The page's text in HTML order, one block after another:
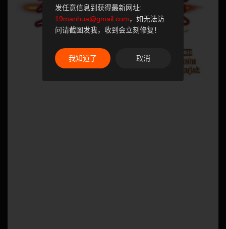
发任意信息到获得最新网址:
19manhua@gmail.com，如无法访
问请截图发我，收到会立刻修复！
我知道了 取消